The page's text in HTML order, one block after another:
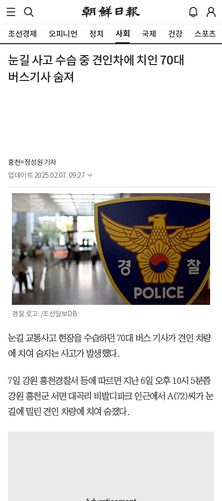
조선경제 오피니언 정치 사회 국제 건강 스포츠
눈길 사고 수습 중 견인차에 치인 70대
버스기사 숨져
홍천=정성원 기자
업데이트 2025.02.07. 09:27
경찰 로고. /조선일보DB
눈길 교통사고 현장을 수습하던 70대 버스 기사가 견인 차량
에 치여 숨지는 사고가 발생했다.
7일 강원 홍천경찰서 등에 따르면 지난 6일 오후 10시 5분쯤
강원 홍천군 서면 대곡리 비발디파크 인근에서 A(72)씨가 눈
길에 밀린 견인 차량에 치여 숨졌다.